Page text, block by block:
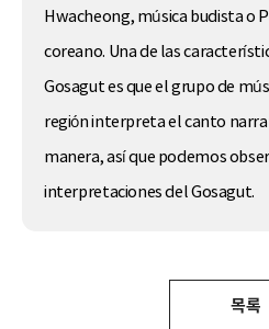
Hwacheong, música budista o
coreano. Una de las
Gosagut es que el grupo de
región interpreta el canto
manera, así que podemos
interpretaciones del Gosagut.
목록